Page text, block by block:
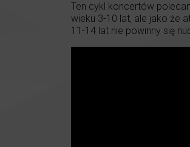
Ten cykl koncertów
wieku 3-10 lat, ale jako że
11-14 lat nie powinny się